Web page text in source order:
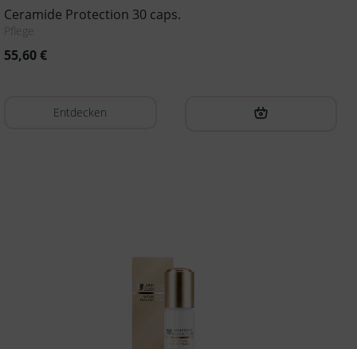
Ceramide Protection 30 caps.
Pflege
55,60€
Entdecken